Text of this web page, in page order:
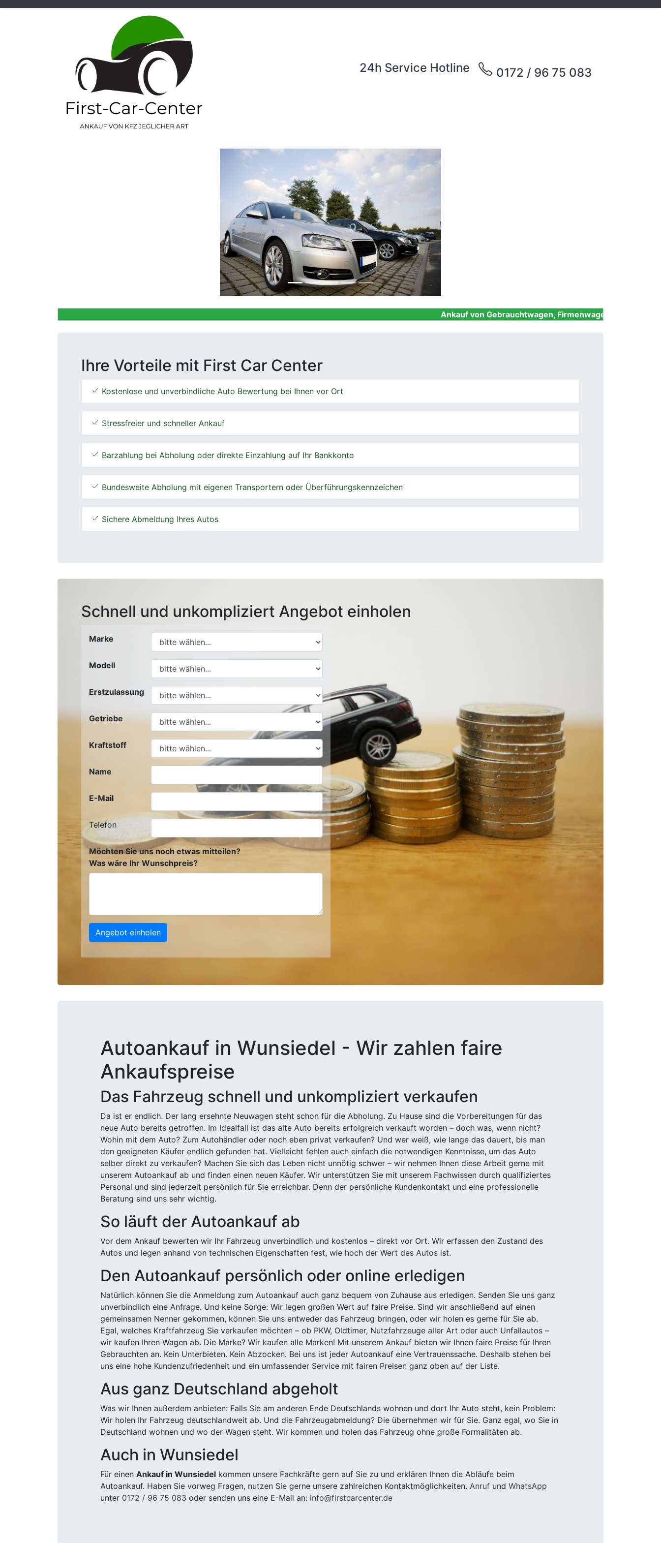
24h Service Hotline 0172 / 96 75 083
Ankauf von Gebrauchtwagen, Firmenwagen, Unfallwagen,
Ihre Vorteile mit First Car Center
Kostenlose und unverbindliche Auto Bewertung bei Ihnen vor Ort
Stressfreier und schneller Ankauf
Barzahlung bei Abholung oder direkte Einzahlung auf Ihr Bankkonto
Bundesweite Abholung mit eigenen Transportern oder Überführungskennzeichen
Sichere Abmeldung Ihres Autos
Schnell und unkompliziert Angebot einholen
Marke
Modell
Erstzulassung
Getriebe
Kraftstoff
Name
E-Mail
Telefon
Möchten Sie uns noch etwas mitteilen?
Was wäre Ihr Wunschpreis?
Angebot einholen
Autoankauf in Wunsiedel - Wir zahlen faire
Ankaufspreise
Das Fahrzeug schnell und unkompliziert verkaufen
Da ist er endlich. Der lang ersehnte Neuwagen steht schon für die Abholung. Zu Hause sind die Vorbereitungen für das
neue Auto bereits getroffen. Im Idealfall ist das alte Auto bereits erfolgreich verkauft worden – doch was, wenn nicht?
Wohin mit dem Auto? Zum Autohändler oder noch eben privat verkaufen? Und wer weiß, wie lange das dauert, bis man
den geeigneten Käufer endlich gefunden hat. Vielleicht fehlen auch einfach die notwendigen Kenntnisse, um das Auto
selber direkt zu verkaufen? Machen Sie sich das Leben nicht unnötig schwer – wir nehmen Ihnen diese Arbeit gerne mit
unserem Autoankauf ab und finden einen neuen Käufer. Wir unterstützen Sie mit unserem Fachwissen durch qualifiziertes
Personal und sind jederzeit persönlich für Sie erreichbar. Denn der persönliche Kundenkontakt und eine professionelle
Beratung sind uns sehr wichtig.
So läuft der Autoankauf ab
Vor dem Ankauf bewerten wir Ihr Fahrzeug unverbindlich und kostenlos – direkt vor Ort. Wir erfassen den Zustand des
Autos und legen anhand von technischen Eigenschaften fest, wie hoch der Wert des Autos ist.
Den Autoankauf persönlich oder online erledigen
Natürlich können Sie die Anmeldung zum Autoankauf auch ganz bequem von Zuhause aus erledigen. Senden Sie uns ganz
unverbindlich eine Anfrage. Und keine Sorge: Wir legen großen Wert auf faire Preise. Sind wir anschließend auf einen
gemeinsamen Nenner gekommen, können Sie uns entweder das Fahrzeug bringen, oder wir holen es gerne für Sie ab.
Egal, welches Kraftfahrzeug Sie verkaufen möchten – ob PKW, Oldtimer, Nutzfahrzeuge aller Art oder auch Unfallautos –
wir kaufen Ihren Wagen ab. Die Marke? Wir kaufen alle Marken! Mit unserem Ankauf bieten wir Ihnen faire Preise für Ihren
Gebrauchten an. Kein Unterbieten. Kein Abzocken. Bei uns ist jeder Autoankauf eine Vertrauenssache. Deshalb stehen bei
uns eine hohe Kundenzufriedenheit und ein umfassender Service mit fairen Preisen ganz oben auf der Liste.
Aus ganz Deutschland abgeholt
Was wir Ihnen außerdem anbieten: Falls Sie am anderen Ende Deutschlands wohnen und dort Ihr Auto steht, kein Problem:
Wir holen Ihr Fahrzeug deutschlandweit ab. Und die Fahrzeugabmeldung? Die übernehmen wir für Sie. Ganz egal, wo Sie in
Deutschland wohnen und wo der Wagen steht. Wir kommen und holen das Fahrzeug ohne große Formalitäten ab.
Auch in Wunsiedel
Für einen Ankauf in Wunsiedel kommen unsere Fachkräfte gern auf Sie zu und erklären Ihnen die Abläufe beim
Autoankauf. Haben Sie vorweg Fragen, nutzen Sie gerne unsere zahlreichen Kontaktmöglichkeiten. Anruf und WhatsApp
unter 0172 / 96 75 083 oder senden uns eine E-Mail an: info@firstcarcenter.de